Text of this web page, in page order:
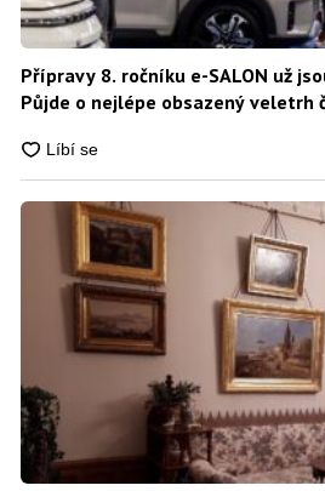
Přípravy 8. ročníku e-SALON už
Půjde o nejlépe obsazený